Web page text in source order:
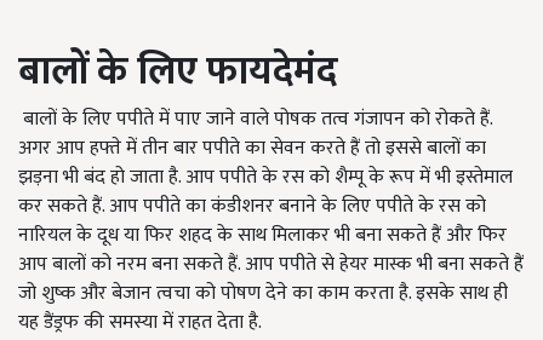
बालों के लिए फायदेमंद
बालों के लिए पपीते में पाए जाने वाले पोषक तत्व गंजापन को रोकते हैं.
अगर आप हफ्ते में तीन बार पपीते का सेवन करते हैं तो इससे बालों का
झड़ना भी बंद हो जाता है. आप पपीते के रस को शैम्पू के रूप में भी इस्तेमाल
कर सकते हैं. आप पपीते का कंडीशनर बनाने के लिए पपीते के रस को
नारियल के दूध या फिर शहद के साथ मिलाकर भी बना सकते हैं और फिर
आप बालों को नरम बना सकते हैं. आप पपीते से हेयर मास्क भी बना सकते हैं
जो शुष्क और बेजान त्वचा को पोषण देने का काम करता है. इसके साथ ही
यह डैंड्रफ की समस्या में राहत देता है.